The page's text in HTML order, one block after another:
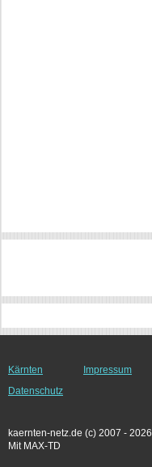
Kärnten Impressum
Datenschutz
kaernten-netz.de (c) 2007 - 2026
Mit MAX-TD